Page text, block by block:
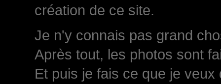
création de ce site.
Je n'y connais pas grand
Après tout, les photos sont
Et puis je fais ce que je